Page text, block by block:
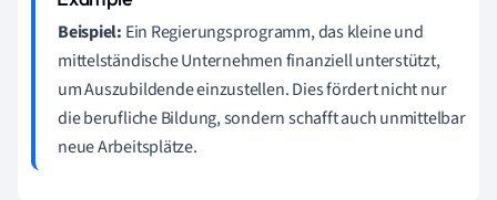
Beispiel: Ein Regierungsprogramm, das kleine und
mittelständische Unternehmen finanziell unterstützt,
um Auszubildende einzustellen. Dies fördert nicht nur
die berufliche Bildung, sondern schafft auch unmittelbar
neue Arbeitsplätze.